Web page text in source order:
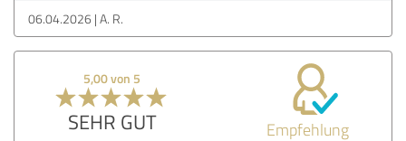
06.04.2026 A. R.
5,00 von 5
SEHR GUT Empfehlung